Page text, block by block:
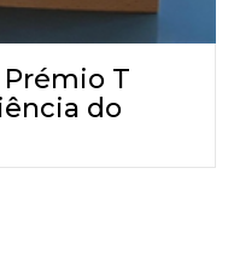
Prémio T
do